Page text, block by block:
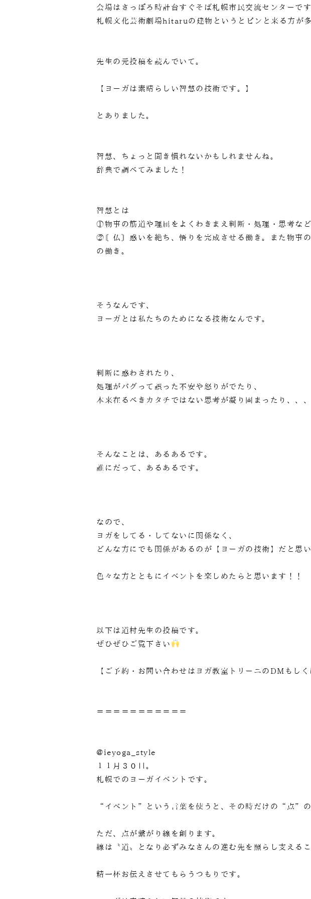
会場はさっぽろ時計台すぐそば札幌市民交流センターです
札幌文化芸術劇場hitaruの建物というとピンと来る方が
先生の元投稿を読んでいて。
【ヨーガは素晴らしい智慧の技術です。】
とありました。
智慧、ちょっと聞き慣れないかもしれませんね。
辞典で調べてみました！
智慧とは
①物事の筋道や理屈をよくわきまえ判断・処理・思考など
②〘仏〙惑いを絶ち、悟りを完成させる働き。また物事
の働き。
そうなんです、
ヨーガとは私たちのためになる技術なんです。
判断に惑わされたり、
処理がバグって誤った不安や怒りがでたり、
本来在るべきカタチではない思考が凝り固まったり、、、
そんなことは、あるあるです。
誰にだって、あるあるです。
なので、
ヨガをしてる・してないに関係なく、
どんな方にでも関係があるのが【ヨーガの技術】だと思
色々な方とともにイベントを楽しめたらと思います！！
以下は道村先生の投稿です。
ぜひぜひご覧下さい
【ご予約・お問い合わせはヨガ教室トリーニのDMもし
＝＝＝＝＝＝＝＝＝＝＝
@ieyoga_style
１１月３０日。
札幌でのヨーガイベントです。
“イベント”という言葉を使うと、その時だけの“点”の
ただ、点が繋がり線を創ります。
線は〝道〟となり必ずみなさんの進む先を照らし支えるこ
精一杯お伝えさせてもらうつもりです。